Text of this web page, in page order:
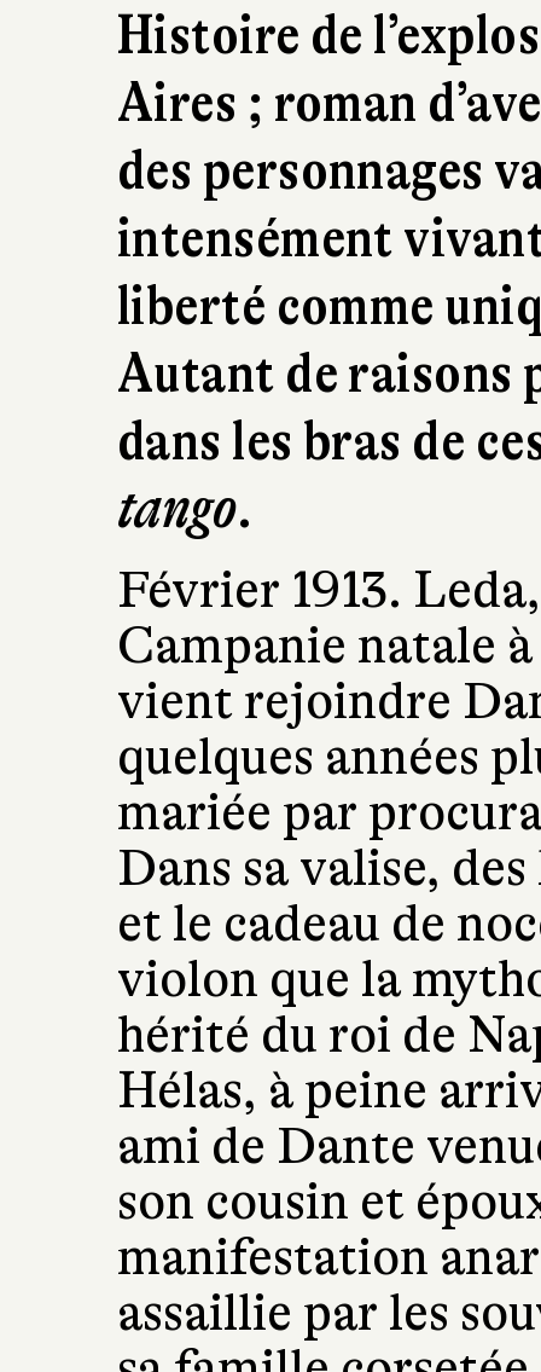
Histoire de
Aires ; roman
des personnages
intensément
liberté comme
Autant de raisons
dans les bras de
tango.
Février 1913.
Campanie natale
vient rejoindre
quelques années
mariée par
Dans sa valise,
et le cadeau de
violon que la
hérité du roi de
Hélas, à peine
ami de Dante
son cousin et
manifestation
assaillie par les